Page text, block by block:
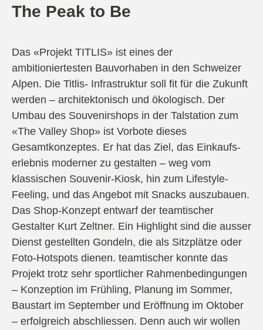
The Peak to Be
Das «Projekt TITLIS» ist eines der
ambitioniertesten Bauvorhaben in den Schweizer
Alpen. Die Titlis- Infrastruktur soll fit für die Zukunft
werden – architek­tonisch und ökologisch. Der
Umbau des Souvenirshops in der Talstation zum
«The Valley Shop» ist Vorbote dieses
Gesamtkonzeptes. Er hat das Ziel, das Einkaufs­
erlebnis moderner zu gestalten – weg vom
klassischen Souvenir-Kiosk, hin zum Lifestyle-
Feeling, und das Angebot mit Snacks auszubauen.
Das Shop-Konzept entwarf der teamtischer
Gestalter Kurt Zeltner. Ein Highlight sind die ausser
Dienst ge­stellten Gondeln, die als Sitzplätze oder
Foto-Hotspots dienen. teamtischer konnte das
Projekt trotz sehr sportlicher Rahmenbedingungen
– Konzeption im Frühling, Planung im Sommer,
Baustart im September und Eröffnung im Oktober
– erfolgreich abschliessen. Denn auch wir wollen